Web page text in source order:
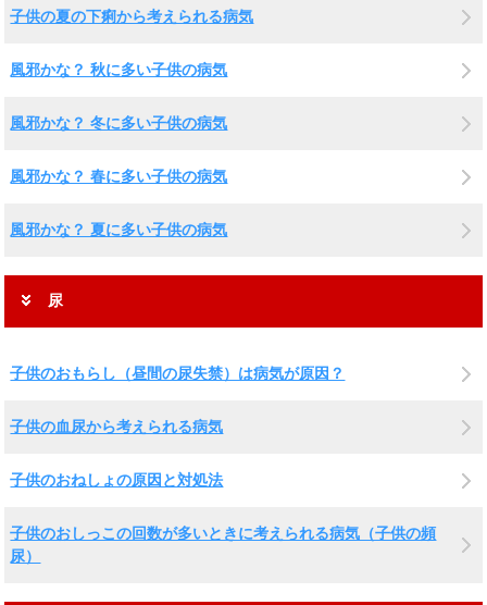
子供の夏の下痢から考えられる病気
風邪かな？ 秋に多い子供の病気
風邪かな？ 冬に多い子供の病気
風邪かな？ 春に多い子供の病気
風邪かな？ 夏に多い子供の病気
尿
子供のおもらし（昼間の尿失禁）は病気が原因？
子供の血尿から考えられる病気
子供のおねしょの原因と対処法
子供のおしっこの回数が多いときに考えられる病気（子供の頻
尿）